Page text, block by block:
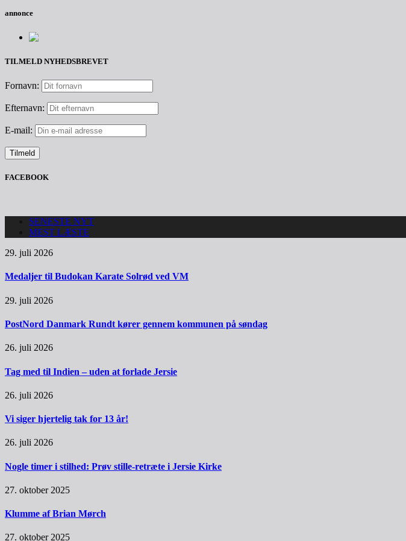
annonce
TILMELD NYHEDSBREVET
Fornavn:
Efternavn:
E-mail:
FACEBOOK
SENESTE NYT
MEST LÆSTE
29. juli 2026
Medaljer til Budokan Karate Solrød ved VM
29. juli 2026
PostNord Danmark Rundt kører gennem kommunen på søndag
26. juli 2026
Tag med til Indien – uden at forlade Jersie
26. juli 2026
Vi siger hjertelig tak for 13 år!
26. juli 2026
Nogle timer i stilhed: Prøv stille-retræte i Jersie Kirke
27. oktober 2025
Klumme af Brian Mørch
27. oktober 2025